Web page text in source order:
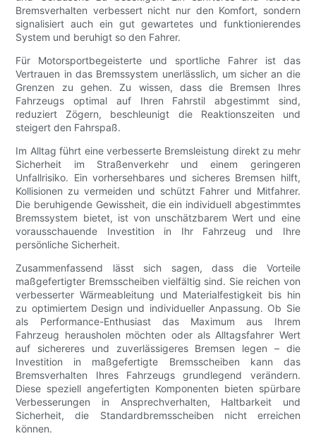
Bremsverhalten verbessert nicht nur den Komfort, sondern
signalisiert auch ein gut gewartetes und funktionierendes
System und beruhigt so den Fahrer.
Für Motorsportbegeisterte und sportliche Fahrer ist das
Vertrauen in das Bremssystem unerlässlich, um sicher an die
Grenzen zu gehen. Zu wissen, dass die Bremsen Ihres
Fahrzeugs optimal auf Ihren Fahrstil abgestimmt sind,
reduziert Zögern, beschleunigt die Reaktionszeiten und
steigert den Fahrspaß.
Im Alltag führt eine verbesserte Bremsleistung direkt zu mehr
Sicherheit im Straßenverkehr und einem geringeren
Unfallrisiko. Ein vorhersehbares und sicheres Bremsen hilft,
Kollisionen zu vermeiden und schützt Fahrer und Mitfahrer.
Die beruhigende Gewissheit, die ein individuell abgestimmtes
Bremssystem bietet, ist von unschätzbarem Wert und eine
vorausschauende Investition in Ihr Fahrzeug und Ihre
persönliche Sicherheit.
Zusammenfassend lässt sich sagen, dass die Vorteile
maßgefertigter Bremsscheiben vielfältig sind. Sie reichen von
verbesserter Wärmeableitung und Materialfestigkeit bis hin
zu optimiertem Design und individueller Anpassung. Ob Sie
als Performance-Enthusiast das Maximum aus Ihrem
Fahrzeug herausholen möchten oder als Alltagsfahrer Wert
auf sichereres und zuverlässigeres Bremsen legen – die
Investition in maßgefertigte Bremsscheiben kann das
Bremsverhalten Ihres Fahrzeugs grundlegend verändern.
Diese speziell angefertigten Komponenten bieten spürbare
Verbesserungen in Ansprechverhalten, Haltbarkeit und
Sicherheit, die Standardbremsscheiben nicht erreichen
können.